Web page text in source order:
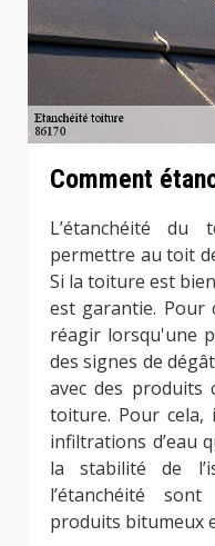
Comment
L’étanchéité
permettre au toit
Si la toiture est
est garantie. Pour
réagir lorsqu'une
des signes de
avec des produits
toiture. Pour
infiltrations d’eau
la stabilité de
l’étanchéité
produits bitumeux